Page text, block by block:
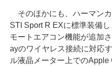
そのほかにも、ハーマン
STI Sport R EXに標準装備
モートエアコン機能が追加
ayのワイヤレス接続に対応
ル液晶メーター上での